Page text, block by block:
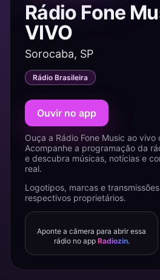
Rádio Fone
VIVO
Sorocaba, SP
Rádio Brasileira
Ouvir no app
Ouça a Rádio Fone Music ao vivo
Acompanhe a programação da
e descubra músicas, notícias e
real.
Logotipos, marcas e
respectivos proprietários.
Aponte a câmera para abrir essa
rádio no app Radiozin.